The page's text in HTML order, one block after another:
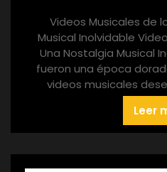
Videos Musicales de
Musical Inolvidable
Una Nostalgia Musical
fueron una época
videos musicales
Leer